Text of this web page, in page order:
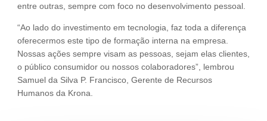
entre outras, sempre com foco no desenvolvimento pessoal.
“Ao lado do investimento em tecnologia, faz toda a diferença
oferecermos este tipo de formação interna na empresa.
Nossas ações sempre visam as pessoas, sejam elas clientes,
o público consumidor ou nossos colaboradores”, lembrou
Samuel da Silva P. Francisco, Gerente de Recursos
Humanos da Krona.